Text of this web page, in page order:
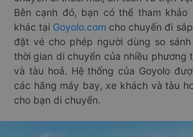
Bên cạnh đó, bạn có thể tham khảo
khác tại Goyolo.com cho chuyến đi
đặt vé cho phép người dùng so
thời gian di chuyển của nhiều phương
và tàu hoả. Hệ thống của Goyolo
các hãng máy bay, xe khách và tàu
cho bạn di chuyển.